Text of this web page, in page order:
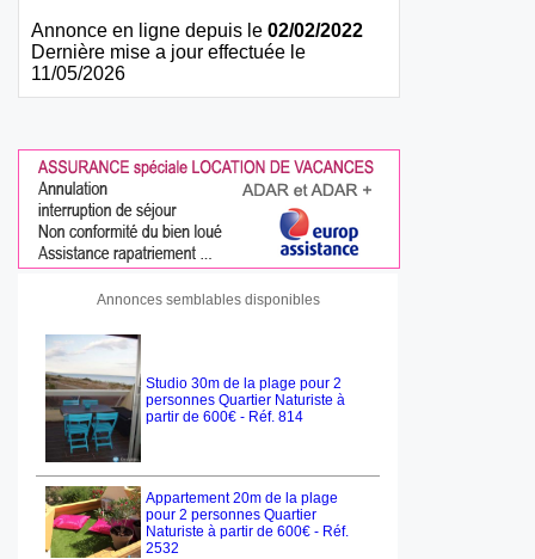
Annonce en ligne depuis le 02/02/2022
Dernière mise a jour effectuée le
11/05/2026
Annonces semblables disponibles
Studio 30m de la plage pour 2
personnes Quartier Naturiste à
partir de 600€ - Réf. 814
Appartement 20m de la plage
pour 2 personnes Quartier
Naturiste à partir de 600€ - Réf.
2532